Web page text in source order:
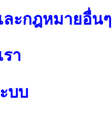
ะกฎหมายอื่นๆ
า
บบ